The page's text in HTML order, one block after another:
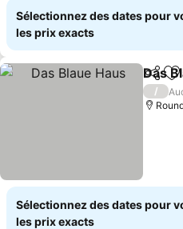
Sélectionnez des dates pour
les prix exacts
Das
/
Sélectionnez des dates pour
les prix exacts